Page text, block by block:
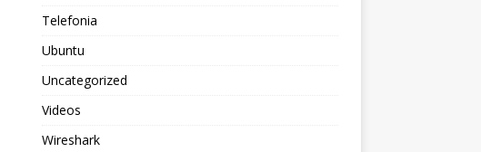
Telefonia
Ubuntu
Uncategorized
Videos
Wireshark